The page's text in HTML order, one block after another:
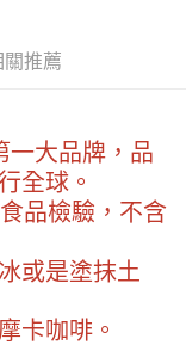
結，可透過四大超商／
完成。
需要取消訂單，請聯絡
效，需透過AFTEE先享
顯示為準，若有關於
繫「AFTEE先享後付
商品重量在9~
品重量在9~9.5
關推薦
一大品牌，品
全球。
品檢驗，不含
或是塗抹土
卡咖啡。